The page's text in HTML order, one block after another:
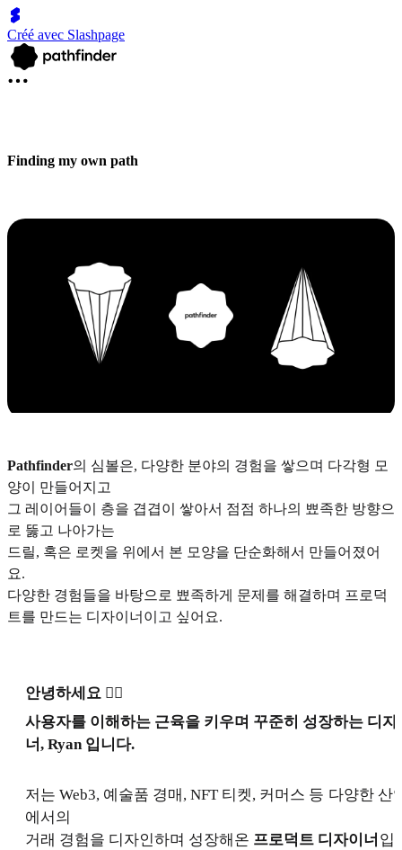
Créé avec Slashpage
Finding my own path
Pathfinder의 심볼은, 다양한 분야의 경험을 쌓으며 다각형 모
양이 만들어지고
그 레이어들이 층을 겹겹이 쌓아서 점점 하나의 뾰족한 방향으
로 뚫고 나아가는
드릴, 혹은 로켓을 위에서 본 모양을 단순화해서 만들어졌어
요.
다양한 경험들을 바탕으로 뾰족하게 문제를 해결하며 프로덕
트를 만드는 디자이너이고 싶어요.
안녕하세요 🙇‍♂️
사용자를 이해하는 근육을 키우며 꾸준히 성장하는 디자
너, Ryan 입니다.
저는 Web3, 예술품 경매, NFT 티켓, 커머스 등 다양한 산
에서의
거래 경험을 디자인하며 성장해온 프로덕트 디자이너 입